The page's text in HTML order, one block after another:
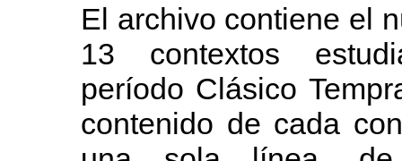
El archivo contiene el
13 contextos
período Clásico
contenido de cada